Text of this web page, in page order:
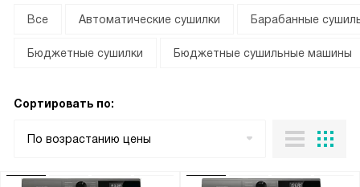
Все Автоматические сушилки Барабанные
Бюджетные сушилки Бюджетные сушильные машины
Сортировать по:
По возрастанию цены